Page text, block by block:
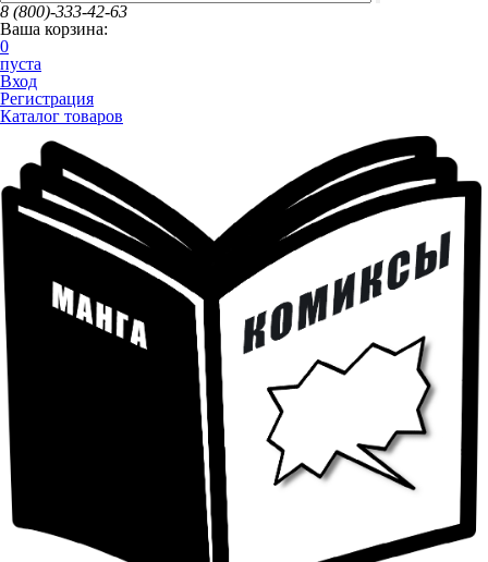
8 (800)-333-42-63
Ваша корзина:
0
пуста
Вход
Регистрация
Каталог товаров